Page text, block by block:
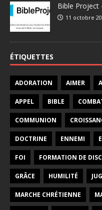
Bible Project
11 octobre
ÉTIQUETTES
ADORATION AIMER
APPEL BIBLE
COMMUNION
DOCTRINE ENNEMI
FOI FORMATION DE
GRÂCE HUMILITÉ
MARCHE CHRÉTIENNE